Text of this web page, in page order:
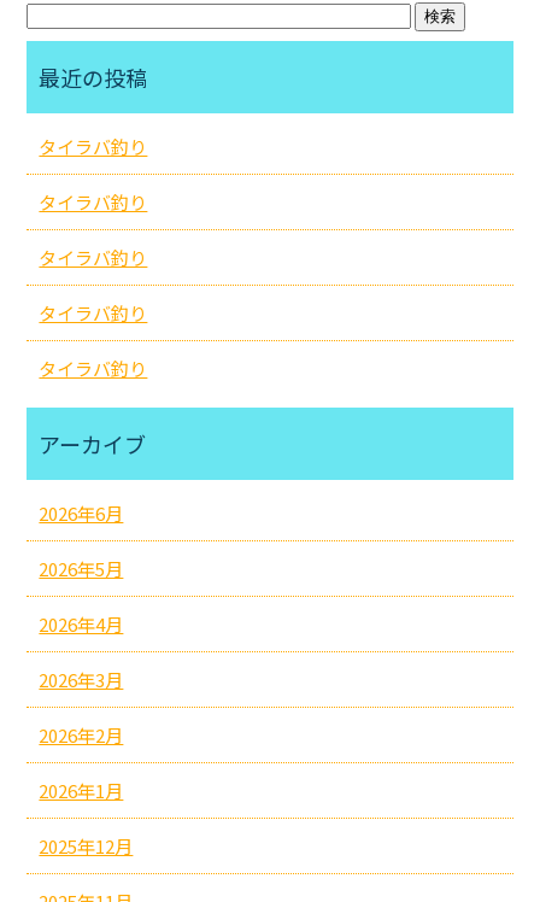
最近の投稿
タイラバ釣り
タイラバ釣り
タイラバ釣り
タイラバ釣り
タイラバ釣り
アーカイブ
2026年6月
2026年5月
2026年4月
2026年3月
2026年2月
2026年1月
2025年12月